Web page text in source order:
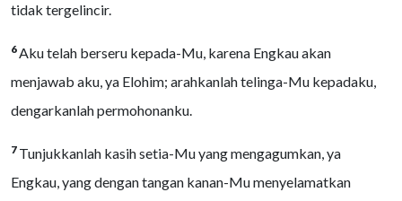
tidak tergelincir.
6Aku telah berseru kepada-Mu, karena Engkau akan
menjawab aku, ya Elohim; arahkanlah telinga-Mu kepadaku,
dengarkanlah permohonanku.
7 Tunjukkanlah kasih setia-Mu yang mengagumkan, ya
Engkau, yang dengan tangan kanan-Mu menyelamatkan